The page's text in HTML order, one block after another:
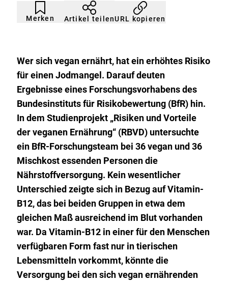
Merken
Artikel
nicht
gemerkt
Durch
Klicken
der
Artikel teilenURL kopieren
Wer sich vegan ernährt, hat ein erhöhtes Risiko
für einen Jodmangel. Darauf deuten
Ergebnisse eines Forschungsvorhabens des
Bundesinstituts für Risikobewertung (BfR) hin.
In dem Studienprojekt „Risiken und Vorteile
der veganen Ernährung“ (RBVD) untersuchte
ein BfR-Forschungsteam bei 36 vegan und 36
Mischkost essenden Personen die
Nährstoffversorgung. Kein wesentlicher
Unterschied zeigte sich in Bezug auf Vitamin-
B12, das bei beiden Gruppen in etwa dem
gleichen Maß ausreichend im Blut vorhanden
war. Da Vitamin-B12 in einer für den Menschen
verfügbaren Form fast nur in tierischen
Lebensmitteln vorkommt, könnte die
Versorgung bei den sich vegan ernährenden